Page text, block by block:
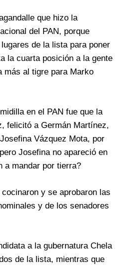
que hizo la
del PAN, porque
de la lista para poner
la cuarta posición a la gente
más al tigre para Marko
en el PAN fue que la
felicitó a Germán Martínez,
Vázquez Mota, por
Josefina no apareció en
a mandar por tierra?
y se aprobaron las
y de los senadores
a la gubernatura Chela
de la lista, mientras que